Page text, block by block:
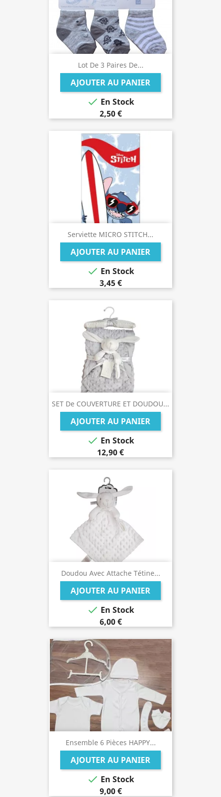
Lot De 3 Paires De...
AJOUTER AU PANIER
 En Stock
2,50 €
Serviette MICRO STITCH...
AJOUTER AU PANIER
 En Stock
3,45 €
SET De COUVERTURE ET DOUDOU...
AJOUTER AU PANIER
 En Stock
12,90 €
Doudou Avec Attache Tétine...
AJOUTER AU PANIER
 En Stock
6,00 €
Ensemble 6 Pièces HAPPY...
AJOUTER AU PANIER
 En Stock
9,00 €